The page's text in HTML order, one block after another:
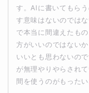
す。AIに書いてもら
す意味はないのでは
で本当に間違えたも
方がいいのではない
いいとも思わないの
が無理やりやらされ
間を使うのがもった